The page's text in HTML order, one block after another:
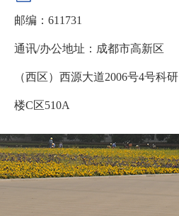
邮编： 611731
通讯/办公地址： 成都市高新区
（西区）西源大道2006号4号科研
楼C区510A